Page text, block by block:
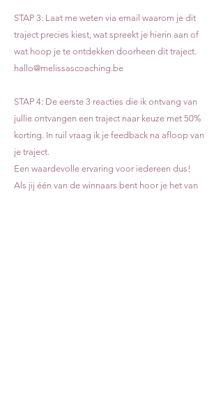
STAP 3: Laat me weten via email waarom je dit
traject precies kiest, wat spreekt je hierin aan of
wat hoop je te ontdekken doorheen dit traject.
hallo@melissascoaching.be
STAP 4: De eerste 3 reacties die ik ontvang van
jullie ontvangen een traject naar keuze met 50%
korting. In ruil vraag ik je feedback na afloop van
je traject.
Een waardevolle ervaring voor iedereen dus!
Als jij één van de winnaars bent hoor je het van